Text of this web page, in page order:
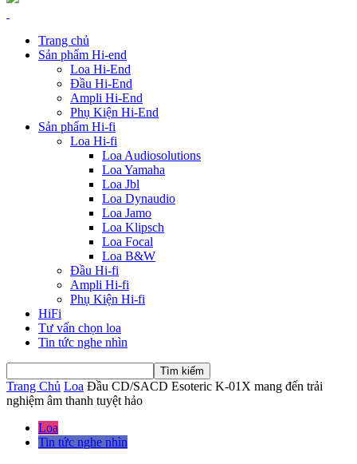
Trang chủ
Sản phẩm Hi-end
Loa Hi-End
Đầu Hi-End
Ampli Hi-End
Phụ Kiện Hi-End
Sản phẩm Hi-fi
Loa Hi-fi
Loa Audiosolutions
Loa Yamaha
Loa Jbl
Loa Dynaudio
Loa Jamo
Loa Klipsch
Loa Focal
Loa B&W
Đầu Hi-fi
Ampli Hi-fi
Phụ Kiện Hi-fi
HiFi
Tư vấn chọn loa
Tin tức nghe nhìn
Trang Chủ Loa Đầu CD/SACD Esoteric K-01X mang đến trải
nghiệm âm thanh tuyệt hảo
Loa
Tin tức nghe nhìn